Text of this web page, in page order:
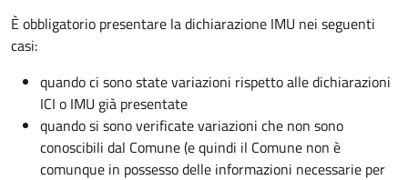
È obbligatorio presentare la dichiarazione IMU nei seguenti
casi:
quando ci sono state variazioni rispetto alle dichiarazioni
ICI o IMU già presentate
quando si sono verificate variazioni che non sono
conoscibili dal Comune (e quindi il Comune non è
comunque in possesso delle informazioni necessarie per